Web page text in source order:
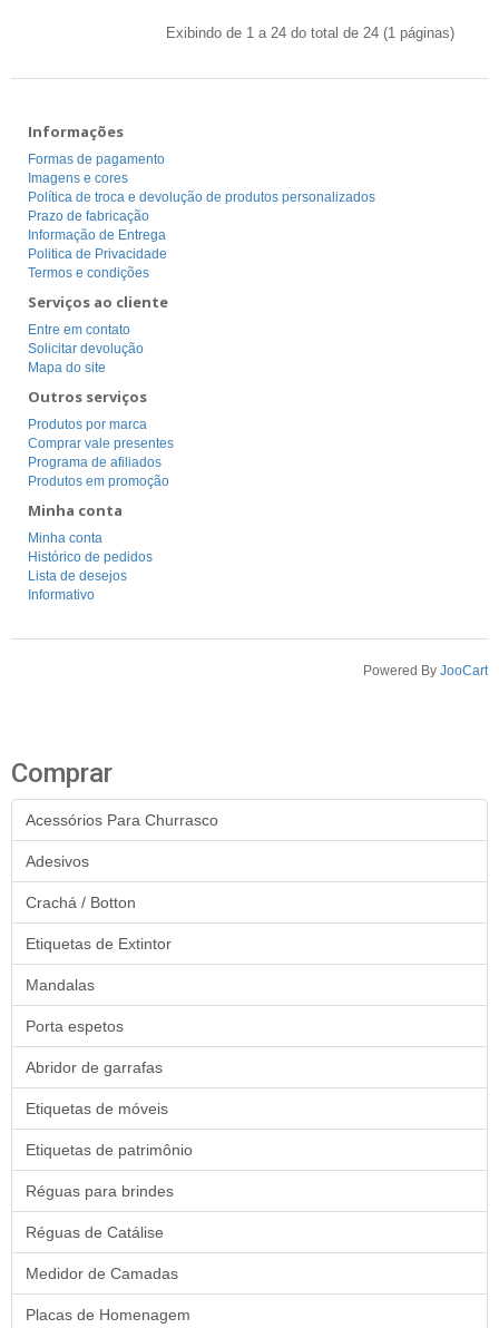
Exibindo de 1 a 24 do total de 24 (1 páginas)
Informações
Formas de pagamento
Imagens e cores
Política de troca e devolução de produtos personalizados
Prazo de fabricação
Informação de Entrega
Politica de Privacidade
Termos e condições
Serviços ao cliente
Entre em contato
Solicitar devolução
Mapa do site
Outros serviços
Produtos por marca
Comprar vale presentes
Programa de afiliados
Produtos em promoção
Minha conta
Minha conta
Histórico de pedidos
Lista de desejos
Informativo
Powered By JooCart
Comprar
Acessórios Para Churrasco
Adesivos
Crachá / Botton
Etiquetas de Extintor
Mandalas
Porta espetos
Abridor de garrafas
Etiquetas de móveis
Etiquetas de patrimônio
Réguas para brindes
Réguas de Catálise
Medidor de Camadas
Placas de Homenagem